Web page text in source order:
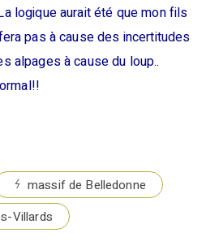
logique aurait été que mon fils
pas à cause des incertitudes
alpages à cause du loup..
massif de Belledonne
Villards